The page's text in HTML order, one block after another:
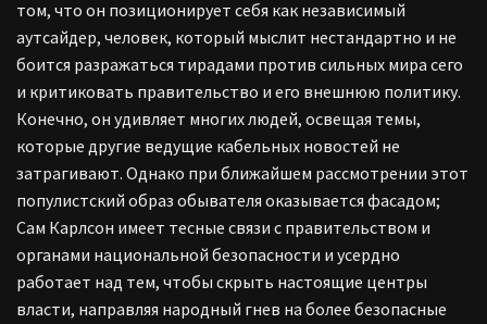
том, что он позиционирует себя как независимый
аутсайдер, человек, который мыслит нестандартно и не
боится разражаться тирадами против сильных мира сего
и критиковать правительство и его внешнюю политику.
Конечно, он удивляет многих людей, освещая темы,
которые другие ведущие кабельных новостей не
затрагивают. Однако при ближайшем рассмотрении этот
популистский образ обывателя оказывается фасадом;
Сам Карлсон имеет тесные связи с правительством и
органами национальной безопасности и усердно
работает над тем, чтобы скрыть настоящие центры
власти, направляя народный гнев на более безопасные